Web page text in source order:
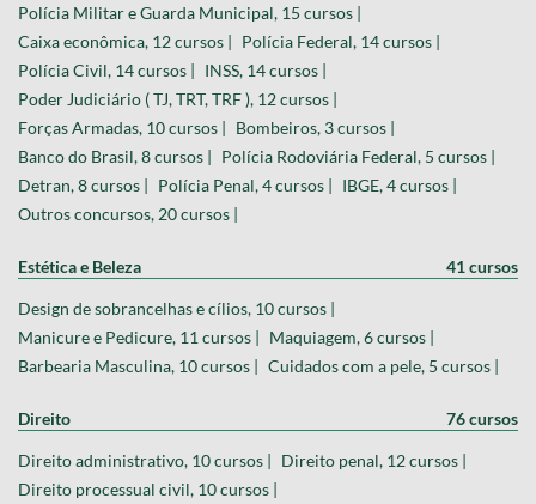
Polícia Militar e Guarda Municipal, 15 cursos |
Caixa econômica, 12 cursos | Polícia Federal, 14 cursos |
Polícia Civil, 14 cursos | INSS, 14 cursos |
Poder Judiciário ( TJ, TRT, TRF ), 12 cursos |
Forças Armadas, 10 cursos | Bombeiros, 3 cursos |
Banco do Brasil, 8 cursos | Polícia Rodoviária Federal, 5 cursos |
Detran, 8 cursos | Polícia Penal, 4 cursos | IBGE, 4 cursos |
Outros concursos, 20 cursos |
Estética e Beleza 41 cursos
Design de sobrancelhas e cílios, 10 cursos |
Manicure e Pedicure, 11 cursos | Maquiagem, 6 cursos |
Barbearia Masculina, 10 cursos | Cuidados com a pele, 5 cursos |
Direito 76 cursos
Direito administrativo, 10 cursos | Direito penal, 12 cursos |
Direito processual civil, 10 cursos |